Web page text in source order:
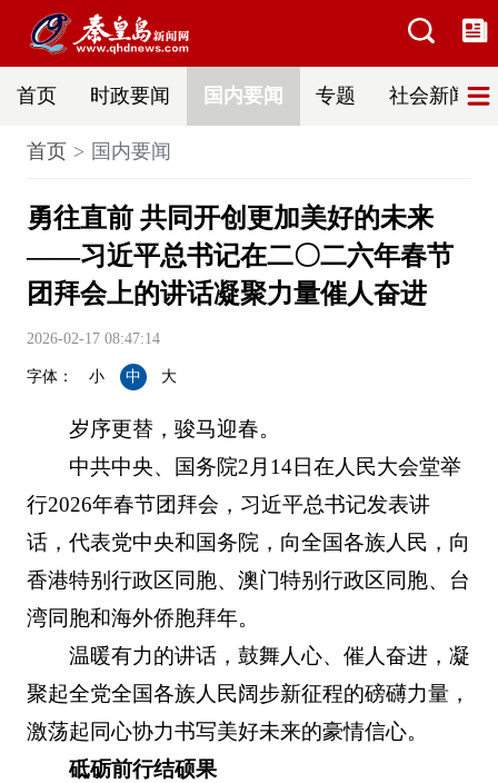
首页 时政要闻 国内要闻 专题 社会新闻
首页 国内要闻
勇往直前 共同开创更加美好的未来
——习近平总书记在二〇二六年春节
团拜会上的讲话凝聚力量催人奋进
2026-02-17 08:47:14
字体： 小 中 大
岁序更替，骏马迎春。
中共中央、国务院2月14日在人民大会堂举
行2026年春节团拜会，习近平总书记发表讲
话，代表党中央和国务院，向全国各族人民，向
香港特别行政区同胞、澳门特别行政区同胞、台
湾同胞和海外侨胞拜年。
温暖有力的讲话，鼓舞人心、催人奋进，凝
聚起全党全国各族人民阔步新征程的磅礴力量，
激荡起同心协力书写美好未来的豪情信心。
砥砺前行结硕果